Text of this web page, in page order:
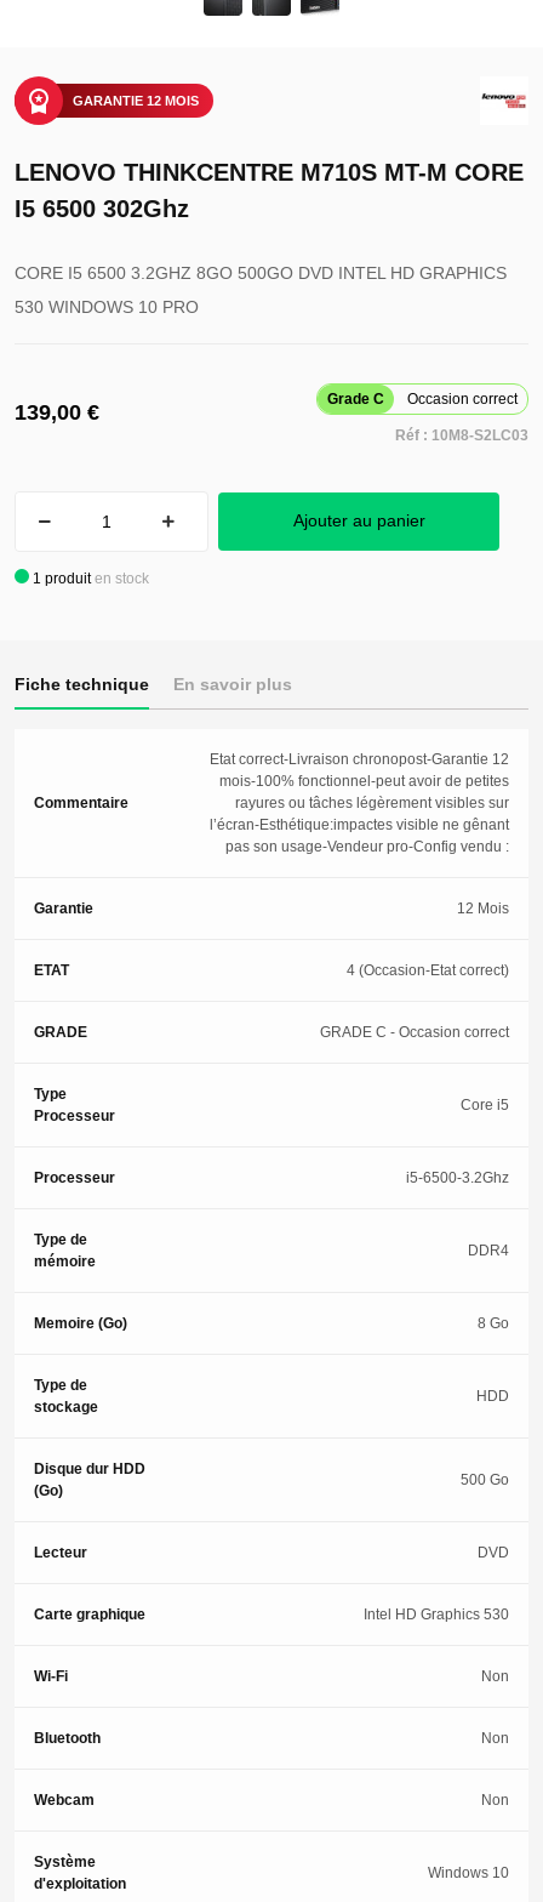
GARANTIE 12 MOIS
LENOVO THINKCENTRE M710S MT-M CORE
I5 6500 302Ghz
CORE I5 6500 3.2GHZ 8GO 500GO DVD INTEL HD GRAPHICS
530 WINDOWS 10 PRO
139,00 €
Grade C Occasion correct
Réf : 10M8-S2LC03
Ajouter au panier
1 produit en stock
Fiche technique En savoir plus
Commentaire
Etat correct-Livraison chronopost-Garantie 12
mois-100% fonctionnel-peut avoir de petites
rayures ou tâches légèrement visibles sur
l’écran-Esthétique:impactes visible ne gênant
pas son usage-Vendeur pro-Config vendu :
Garantie 12 Mois
ETAT 4 (Occasion-Etat correct)
GRADE GRADE C - Occasion correct
Type
Processeur
Core i5
Processeur i5-6500-3.2Ghz
Type de
mémoire
DDR4
Memoire (Go) 8 Go
Type de
stockage
HDD
Disque dur HDD
(Go)
500 Go
Lecteur DVD
Carte graphique Intel HD Graphics 530
Wi-Fi Non
Bluetooth Non
Webcam Non
Système
d'exploitation
Windows 10